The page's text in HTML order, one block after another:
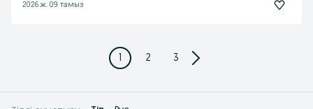
2026 ж. 09 тамыз
1 2 3